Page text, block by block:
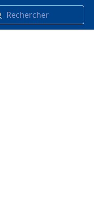
Rechercher